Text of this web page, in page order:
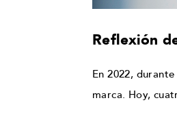
Reflexión
En 2022,
marca. Hoy,